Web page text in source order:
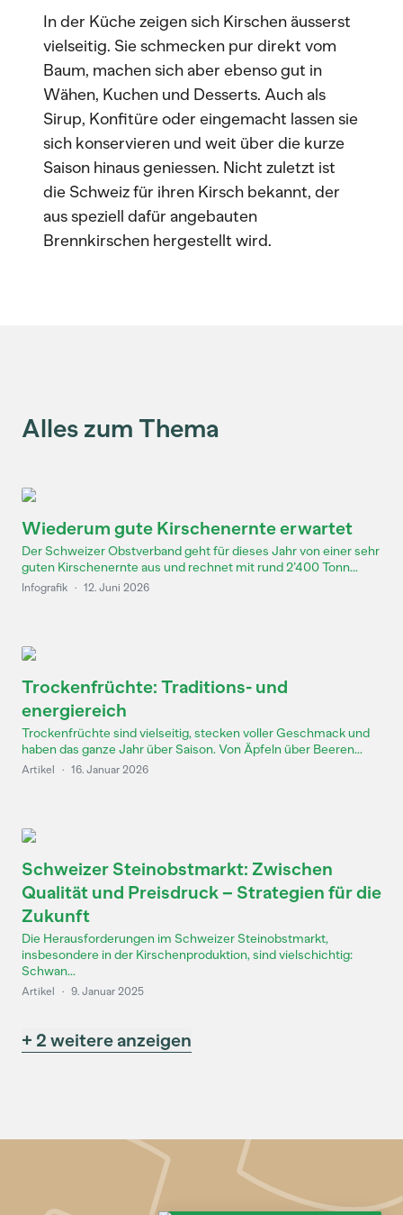
In der Küche zeigen sich Kirschen äusserst
vielseitig. Sie schmecken pur direkt vom
Baum, machen sich aber ebenso gut in
Wähen, Kuchen und Desserts. Auch als
Sirup, Konfitüre oder eingemacht lassen sie
sich konservieren und weit über die kurze
Saison hinaus geniessen. Nicht zuletzt ist
die Schweiz für ihren Kirsch bekannt, der
aus speziell dafür angebauten
Brennkirschen hergestellt wird.
Alles zum Thema
Wiederum gute Kirschenernte erwartet
Der Schweizer Obstverband geht für dieses Jahr von einer sehr
guten Kirschenernte aus und rechnet mit rund 2’400 Tonn...
Infografik · 12. Juni 2026
Trockenfrüchte: Traditions- und
energiereich
Trockenfrüchte sind vielseitig, stecken voller Geschmack und
haben das ganze Jahr über Saison. Von Äpfeln über Beeren...
Artikel · 16. Januar 2026
Schweizer Steinobstmarkt: Zwischen
Qualität und Preisdruck – Strategien für die
Zukunft
Die Herausforderungen im Schweizer Steinobstmarkt,
insbesondere in der Kirschenproduktion, sind vielschichtig:
Schwan...
Artikel · 9. Januar 2025
+ 2 weitere anzeigen